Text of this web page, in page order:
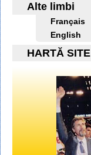
Alte limbi
Français
English
HARTĂ SITE